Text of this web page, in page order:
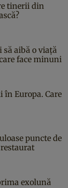
tinerii din
aibă o viață
face minuni
în Europa. Care
puncte de
exolună